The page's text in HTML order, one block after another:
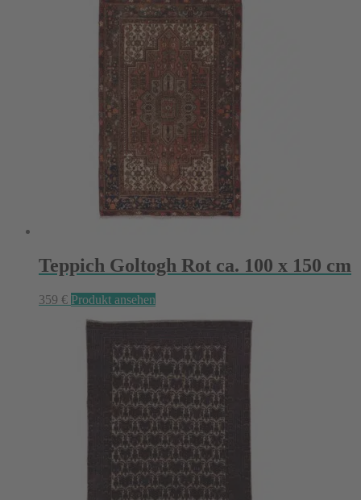
Teppich Goltogh Rot ca. 100 x 150 cm
359 € Produkt ansehen